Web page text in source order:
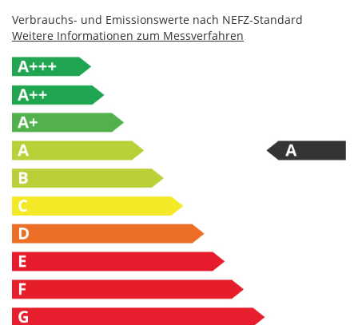
Verbrauchs- und Emissionswerte nach NEFZ-Standard
Weitere Informationen zum Messverfahren